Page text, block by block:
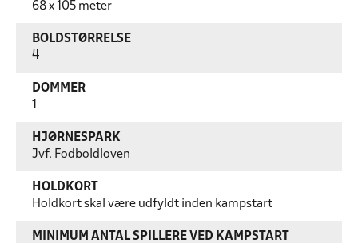
68 x 105 meter
BOLDSTØRRELSE
4
DOMMER
HJØRNESPARK
Jvf. Fodboldloven
HOLDKORT
Holdkort skal være udfyldt inden kampstart
MINIMUM ANTAL SPILLERE VED KAMPSTART